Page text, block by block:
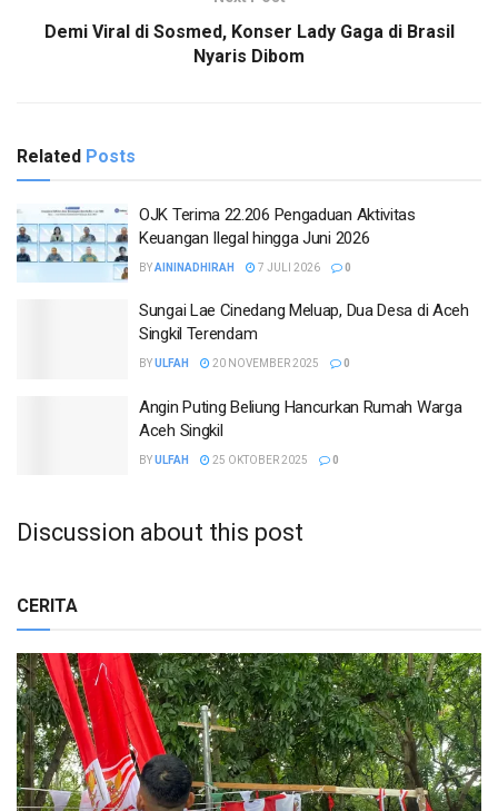
Demi Viral di Sosmed, Konser Lady Gaga di Brasil
Nyaris Dibom
Related Posts
OJK Terima 22.206 Pengaduan Aktivitas
Keuangan Ilegal hingga Juni 2026
BYAININADHIRAH 7 JULI 2026 0
Sungai Lae Cinedang Meluap, Dua Desa di Aceh
Singkil Terendam
BYULFAH 20 NOVEMBER 2025 0
Angin Puting Beliung Hancurkan Rumah Warga
Aceh Singkil
BYULFAH 25 OKTOBER 2025 0
Discussion about this post
CERITA